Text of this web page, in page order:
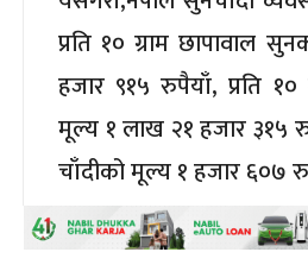
प्रति १० ग्राम छापावाल
हजार ९१५ रुपैयाँ, प्रति
मूल्य १ लाख २१ हजार ३१५
चाँदीको मूल्य १ हजार ६०७